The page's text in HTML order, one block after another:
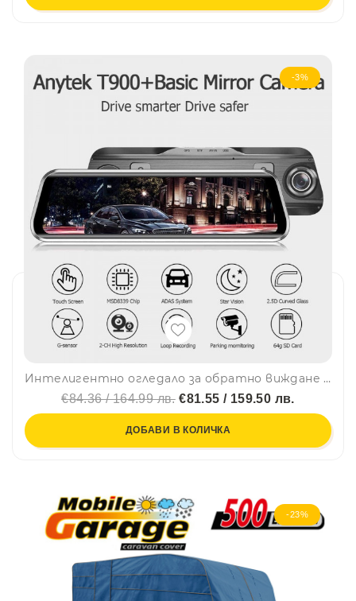
-3%
Интелигентно огледало за обратно виждане с камера ,Full HD Starlight Night Vision 1080P, 9.66"
€84.36 / 164.99 лв.€81.55 / 159.50 лв.
ДОБАВИ В КОЛИЧКА
-23%